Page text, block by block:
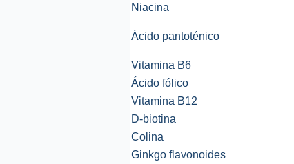
Niacina
Ácido pantoténico
Vitamina B6
Ácido fólico
Vitamina B12
D-biotina
Colina
Ginkgo flavonoides